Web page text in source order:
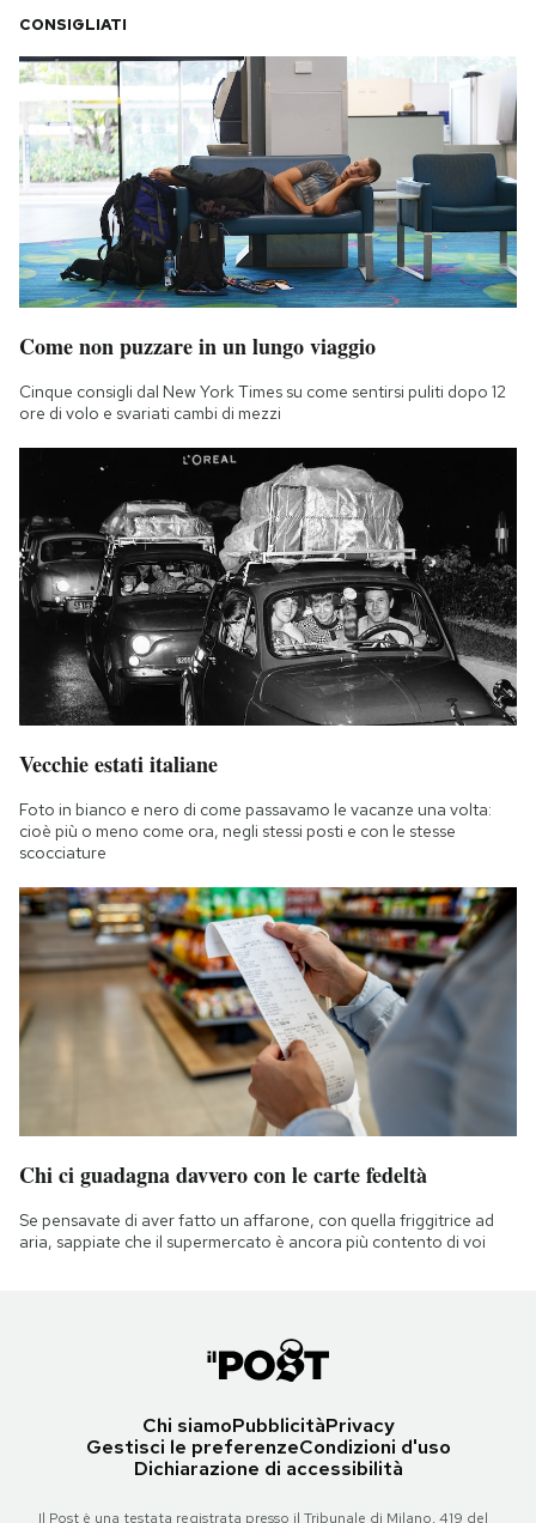
CONSIGLIATI
Come non puzzare in un lungo viaggio
Cinque consigli dal New York Times su come sentirsi puliti dopo 12
ore di volo e svariati cambi di mezzi
Vecchie estati italiane
Foto in bianco e nero di come passavamo le vacanze una volta:
cioè più o meno come ora, negli stessi posti e con le stesse
scocciature
Chi ci guadagna davvero con le carte fedeltà
Se pensavate di aver fatto un affarone, con quella friggitrice ad
aria, sappiate che il supermercato è ancora più contento di voi
Chi siamoPubblicitàPrivacy
Gestisci le preferenzeCondizioni d'uso
Dichiarazione di accessibilità
Il Post è una testata registrata presso il Tribunale di Milano, 419 del